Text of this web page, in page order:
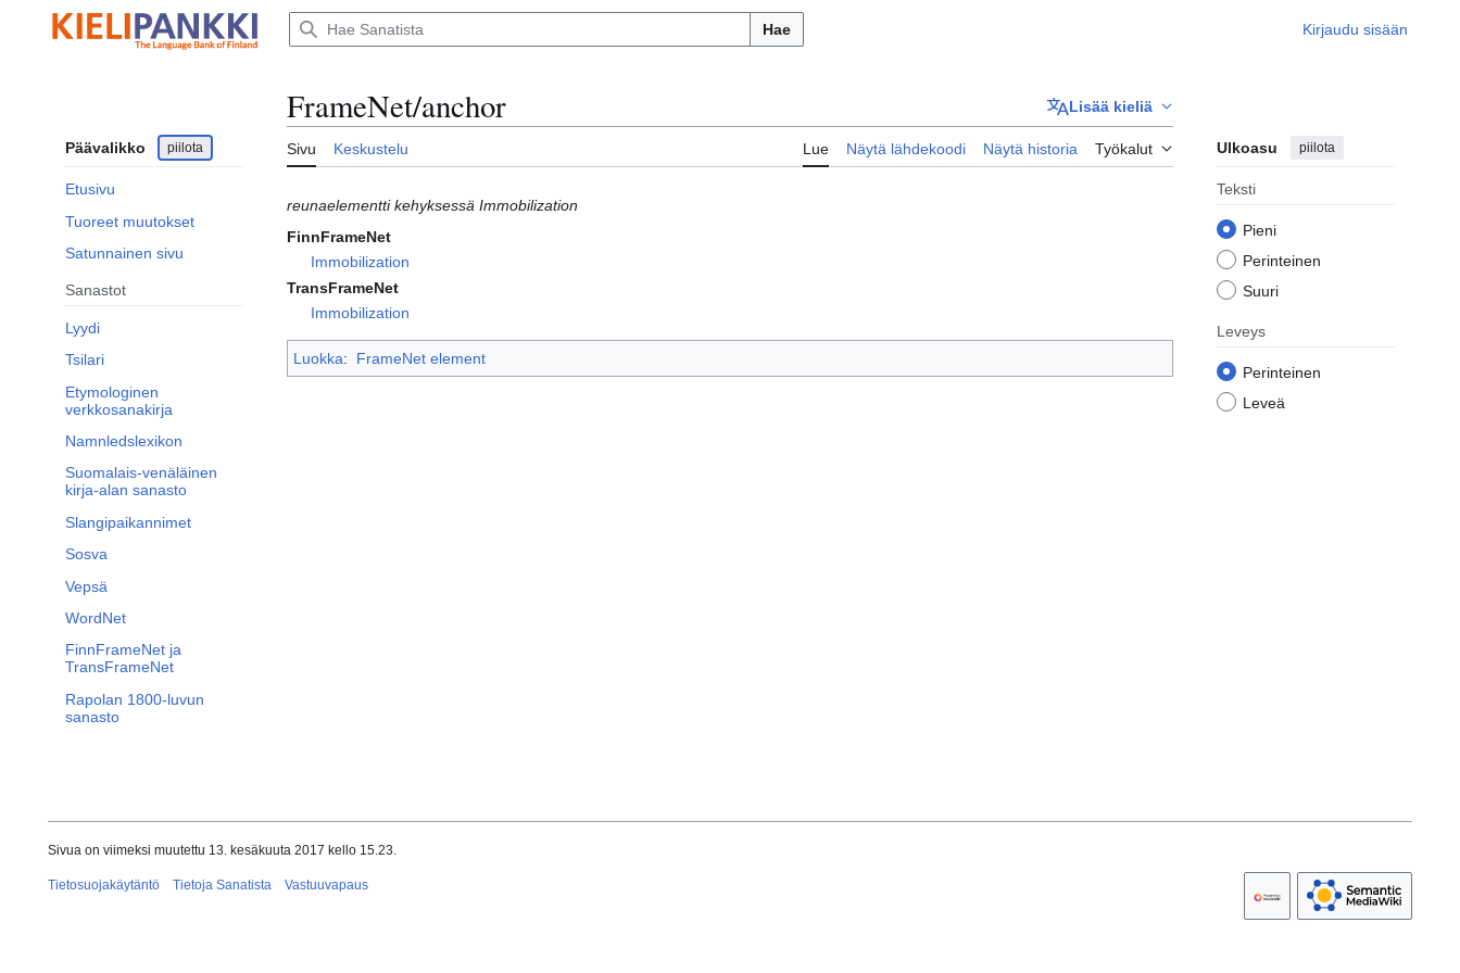
sisältöön
Hae Kirjaudu sisään
Päävalikko piilota
Etusivu
Tuoreet muutokset
Satunnainen sivu
Sanastot
Lyydi
Tsilari
Etymologinen
verkkosanakirja
Namnledslexikon
Suomalais-venäläinen
kirja-alan sanasto
Slangipaikannimet
Sosva
Vepsä
WordNet
FinnFrameNet ja
TransFrameNet
Rapolan 1800-luvun
sanasto
FrameNet/anchor Lisää kieliä
Sivu Keskustelu Lue Näytä lähdekoodi Näytä historia Työkalut Ulkoasu piilota
Teksti
Pieni
Perinteinen
Suuri
Leveys
Perinteinen
Leveä
reunaelementti kehyksessä Immobilization
FinnFrameNet
Immobilization
TransFrameNet
Immobilization
Luokka: FrameNet element
Sivua on viimeksi muutettu 13. kesäkuuta 2017 kello 15.23.
Tietosuojakäytäntö Tietoja Sanatista Vastuuvapaus